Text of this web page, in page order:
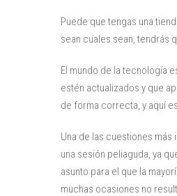
Puede que tengas una
sean cuales sean, tendrás
El mundo de la tecnología
estén actualizados y que
de forma correcta, y aquí
Una de las cuestiones más
una sesión peliaguda, ya
asunto para el que la
muchas ocasiones no